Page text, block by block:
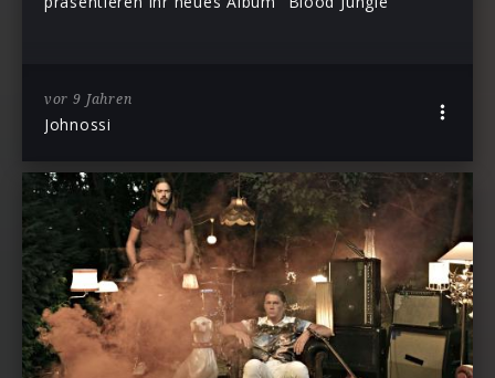
vor 9 Jahren
Johnossi